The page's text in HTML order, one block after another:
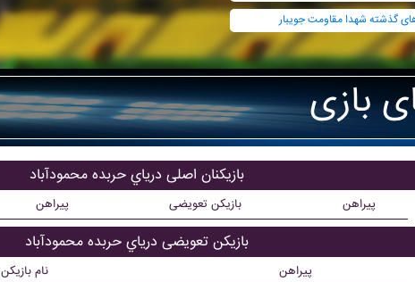
بازی
بازیکنان اصلی درياي حربده محمودآباد
پیراهن بازیکن تعویضی پیراهن
بازیکن تعویضی درياي حربده محمودآباد
نام بازیکن پیراهن